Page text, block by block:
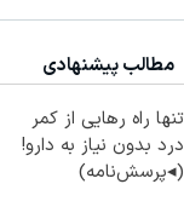
مطالب پیشنهادی
تنها راه رهایی از کمر
درد بدون نیاز به دارو!
(◂پرسش‌نامه)